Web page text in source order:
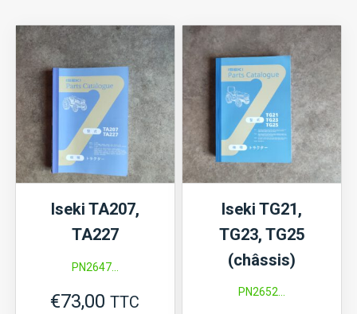
Iseki TA207,
TA227
PN2647...
€73,00 TTC
Iseki TG21,
TG23, TG25
(châssis)
PN2652...